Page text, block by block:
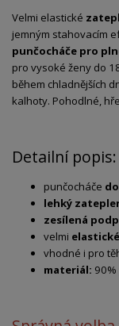
Velmi elastické
jemným stahovacím
punčocháče pro
pro vysoké ženy do
během chladnějších
kalhoty. Pohodlné,
Detailní popis:
punčocháče
lehký
zesílená
velmi elastické
vhodné i pro
materiál: